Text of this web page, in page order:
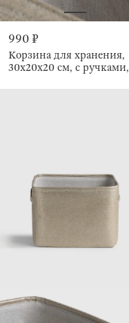
990 ₽
Корзина для хранения,
30x20x20 см, с ручками,